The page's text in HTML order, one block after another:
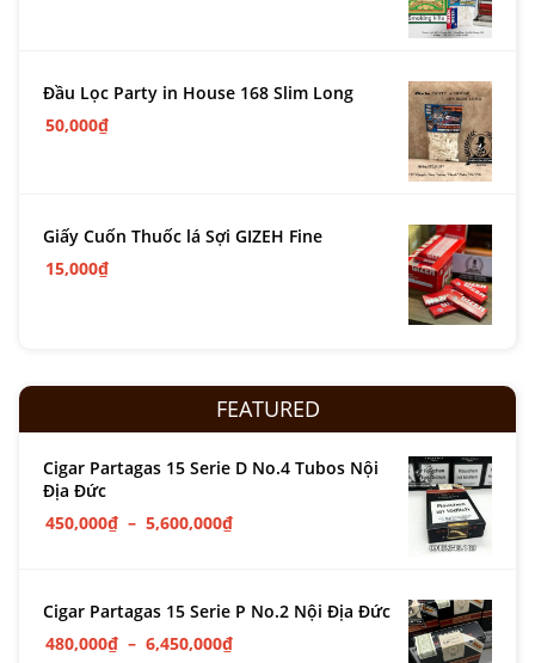
Đầu Lọc Party in House 168 Slim Long
50,000₫
Giấy Cuốn Thuốc lá Sợi GIZEH Fine
15,000₫
FEATURED
Cigar Partagas 15 Serie D No.4 Tubos Nội
Địa Đức
450,000₫ – 5,600,000₫
Cigar Partagas 15 Serie P No.2 Nội Địa Đức
480,000₫ – 6,450,000₫